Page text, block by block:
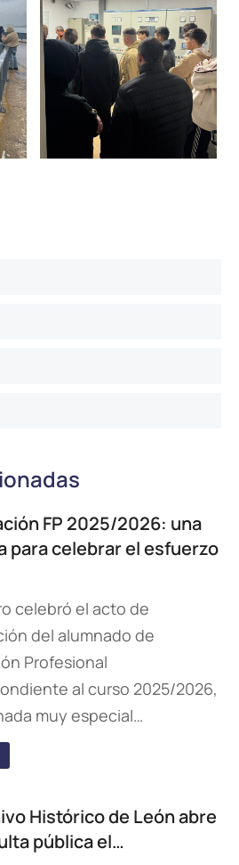
FP 2025/2026: una
para celebrar el esfuerzo
celebró el acto de
del alumnado de
Profesional
al curso 2025/2026,
muy especial…
Histórico de León abre
pública el…